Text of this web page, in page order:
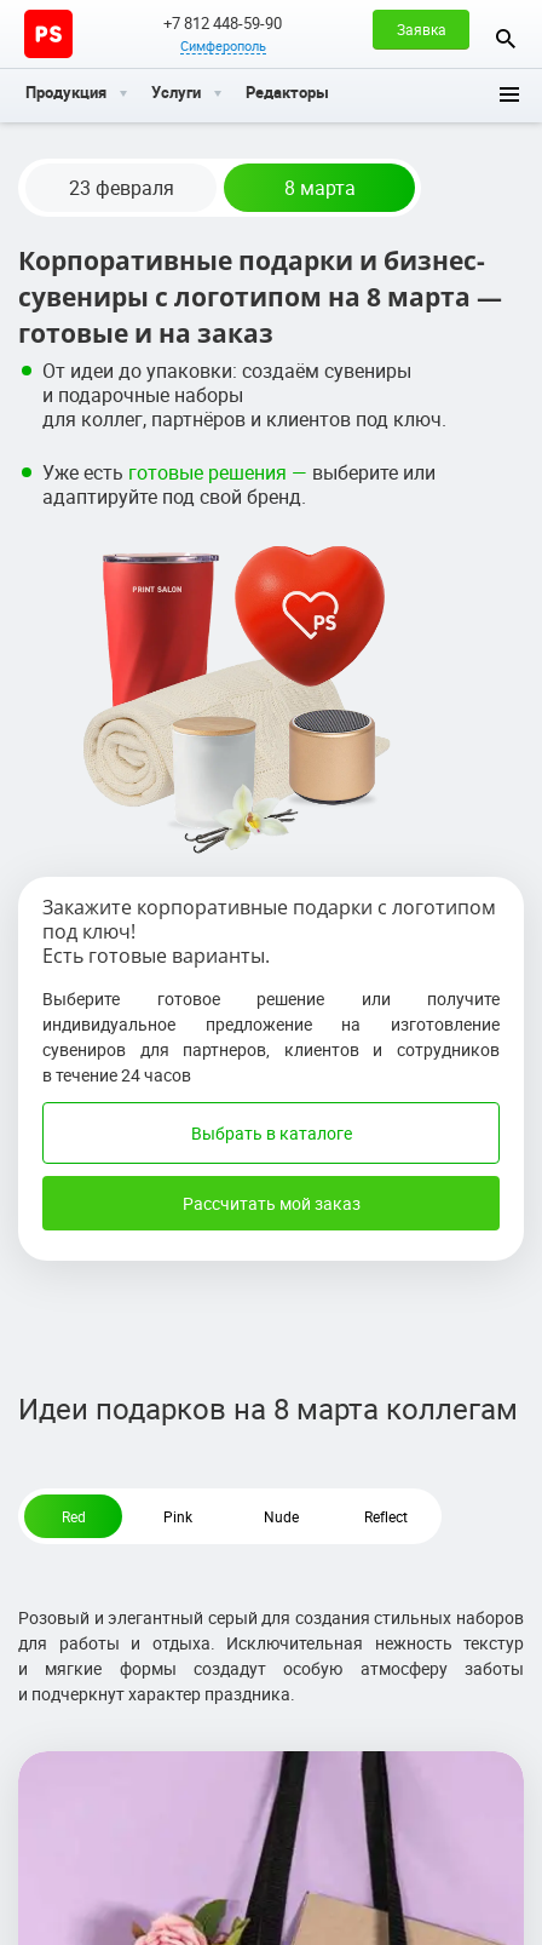
+7 812 448-59-90
Симферополь
Заявка
Продукция Услуги Редакторы
23 февраля 8 марта
Корпоративные подарки и бизнес-
сувениры с логотипом на 8 марта —
готовые и на заказ
От идеи до упаковки: создаём сувениры
и подарочные наборы
для коллег, партнёров и клиентов под ключ.
Уже есть готовые решения — выберите или
адаптируйте под свой бренд.
Закажите корпоративные подарки с логотипом
под ключ!
Есть готовые варианты.
Выберите готовое решение или получите
индивидуальное предложение на изготовление
сувениров для партнеров, клиентов и сотрудников
в течение 24 часов
Выбрать в каталоге
Рассчитать мой заказ
Идеи подарков на 8 марта коллегам
Red Pink Nude Reflect
Розовый и элегантный серый для создания стильных наборов
для работы и отдыха. Исключительная нежность текстур
и мягкие формы создадут особую атмосферу заботы
и подчеркнут характер праздника.